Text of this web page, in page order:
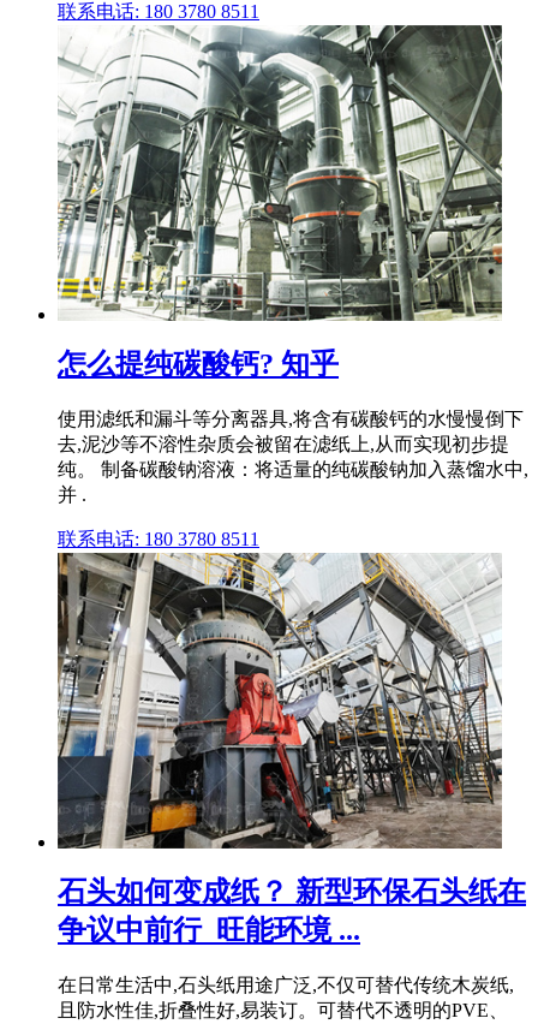
联系电话: 180 3780 8511
怎么提纯碳酸钙? 知乎
使用滤纸和漏斗等分离器具,将含有碳酸钙的水慢慢倒下
去,泥沙等不溶性杂质会被留在滤纸上,从而实现初步提
纯。 制备碳酸钠溶液：将适量的纯碳酸钠加入蒸馏水中,
并 .
联系电话: 180 3780 8511
石头如何变成纸？ 新型环保石头纸在
争议中前行_旺能环境 ...
在日常生活中,石头纸用途广泛,不仅可替代传统木炭纸,
且防水性佳,折叠性好,易装订。可替代不透明的PVE、